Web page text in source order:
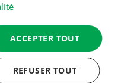
sauce épinards à
ACCEPTER TOUT
REFUSER TOUT